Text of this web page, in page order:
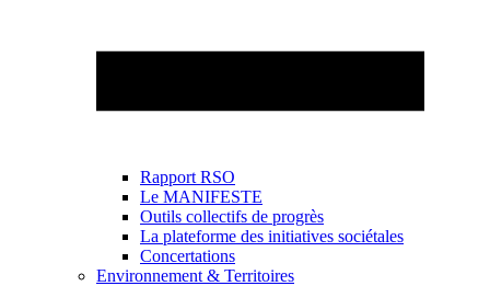
Rapport RSO
Le MANIFESTE
Outils collectifs de progrès
La plateforme des initiatives sociétales
Concertations
Environnement & Territoires